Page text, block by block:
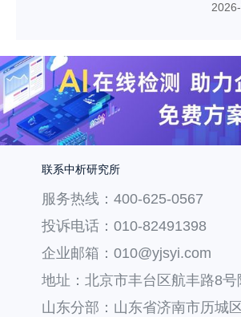
联系中析研究所
服务热线：400-625-0567
投诉电话：010-82491398
企业邮箱：010@yjsyi.com
地址：北京市丰台区航丰路8号
层121
山东分部：山东省济南市历城